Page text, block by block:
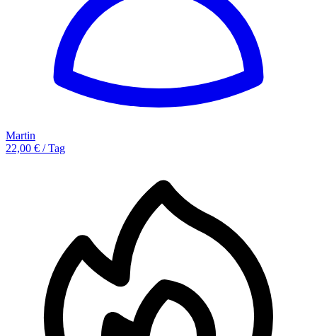
Martin
22,00 € / Tag